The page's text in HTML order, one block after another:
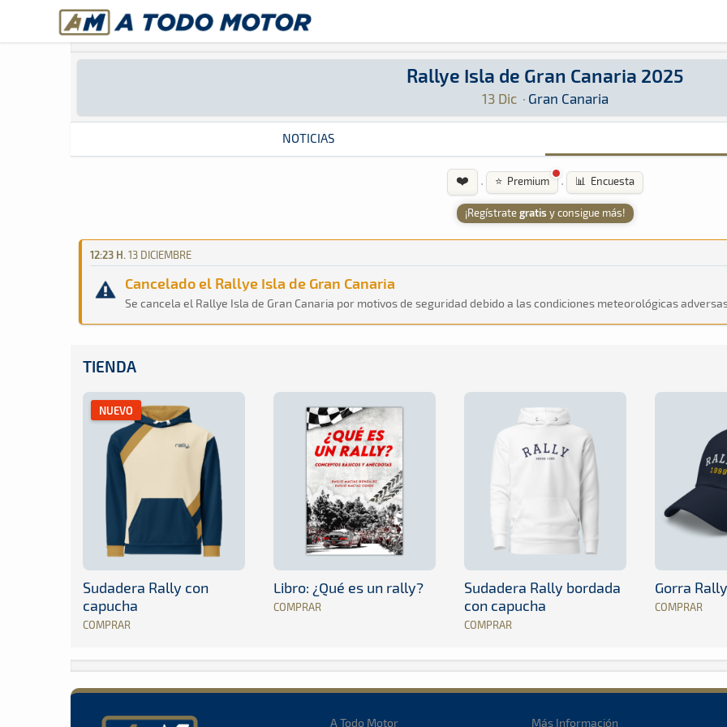
A Todo Motor· Revista del motor desde 1999
Revista del motor desde 1999
Rallye Isla de Gran Canaria 2025
13 Dic · Gran Canaria
Rally · Rallye Isla de Gran Canaria 2025: Aquí podrás encontrar toda la
NOTICIAS
❤️ · ⭐ Premium · 📊 Encuesta
¡Regístrategratis y consigue más!
12:23 H. 13 DICIEMBRE
Cancelado el Rallye Isla de Gran Canaria
Se cancela el Rallye Isla de Gran Canaria por motivos de seguridad debido a las condiciones meteorológicas
TIENDA
NUEVO
Sudadera Rally con
capucha
COMPRAR
Libro: ¿Qué es un rally?
COMPRAR
Sudadera Rally bordada
con capucha
COMPRAR
Gorra
COMPRAR
A Todo Motor Más Información